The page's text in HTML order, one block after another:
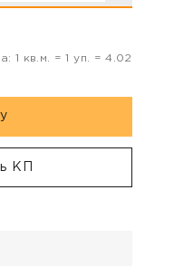
1 кв.м. =1 уп. =4.02
КП